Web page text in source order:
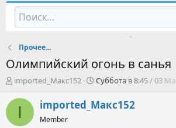
Прочее...
Олимпийский огонь в санья
А
т
р
imported_Макс152
Д
т
а
Суббота в 8:45 / 03 Май
I imported_Макс152
Member